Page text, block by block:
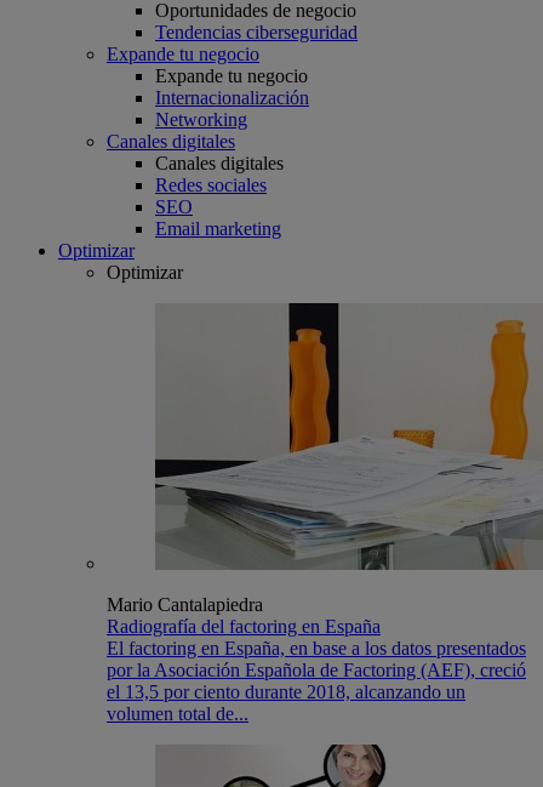
Oportunidades de negocio
Tendencias ciberseguridad
Expande tu negocio
Expande tu negocio
Internacionalización
Networking
Canales digitales
Canales digitales
Redes sociales
SEO
Email marketing
Optimizar
Optimizar
Mario Cantalapiedra
Radiografía del factoring en España
El factoring en España, en base a los datos presentados
por la Asociación Española de Factoring (AEF), creció
el 13,5 por ciento durante 2018, alcanzando un
volumen total de...